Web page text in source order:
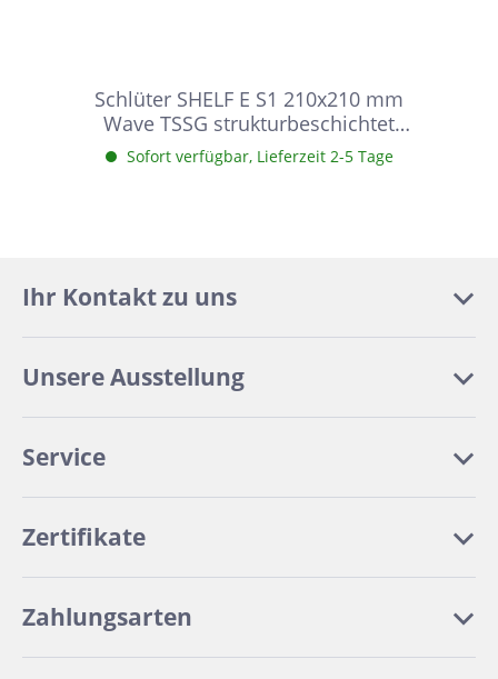
Schlüter SHELF E S1 210x210 mm
Wave TSSG strukturbeschichtet
Steingrau Duschablage
Sofort verfügbar, Lieferzeit 2-5 Tage
Ihr Kontakt zu uns
Unsere Ausstellung
Service
Zertifikate
Zahlungsarten